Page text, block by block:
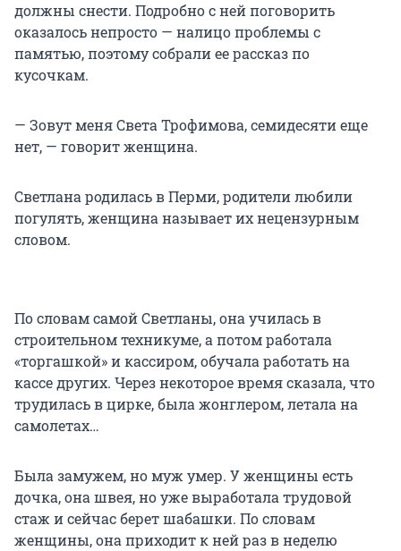
должны снести. Подробно с ней поговорить
оказалось непросто — налицо проблемы с
памятью, поэтому собрали ее рассказ по
кусочкам.
— Зовут меня Света Трофимова, семидесяти еще
нет, — говорит женщина.
Светлана родилась в Перми, родители любили
погулять, женщина называет их нецензурным
словом.
По словам самой Светланы, она училась в
строительном техникуме, а потом работала
«торгашкой» и кассиром, обучала работать на
кассе других. Через некоторое время сказала, что
трудилась в цирке, была жонглером, летала на
самолетах…
Была замужем, но муж умер. У женщины есть
дочка, она швея, но уже выработала трудовой
стаж и сейчас берет шабашки. По словам
женщины, она приходит к ней раз в неделю